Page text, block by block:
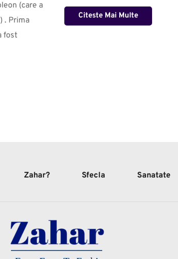
(care a
. Prima
fost
Citeste Mai Multe
Zahar? Sfecla Sanatate